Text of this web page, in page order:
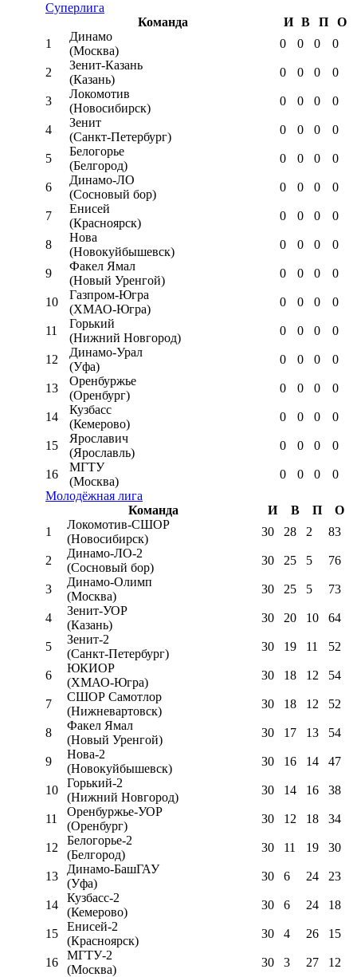
Суперлига
Команда
И В П
О
1
Динамо
(Москва)
0 0 0 0
2
Зенит-Казань
(Казань)
0 0 0 0
3
Локомотив
(Новосибирск)
0 0 0 0
4
Зенит
(Санкт-Петербург)
0 0 0 0
5
Белогорье
(Белгород)
0 0 0 0
6
Динамо-ЛО
(Сосновый бор)
0 0 0 0
7
Енисей
(Красноярск)
0 0 0 0
8
Нова
(Новокуйбышевск)
0 0 0 0
9
Факел Ямал
(Новый Уренгой)
0 0 0 0
10
Газпром-Югра
(ХМАО-Югра)
0 0 0 0
11
Горький
(Нижний Новгород)
0 0 0 0
12
Динамо-Урал
(Уфа)
0 0 0 0
13
Оренбуржье
(Оренбург)
0 0 0 0
14
Кузбасс
(Кемерово)
0 0 0 0
15
Ярославич
(Ярославль)
0 0 0 0
16
МГТУ
(Москва)
0 0 0
0
Молодёжная лига
Команда
И В П
О
1
Локомотив-CШОР
(Новосибирск)
30 28 2 83
2
Динамо-ЛО-2
(Сосновый бор)
30 25 5 76
3
Динамо-Олимп
(Москва)
30 25 5 73
4
Зенит-УОР
(Казань)
30 20 10 64
5
Зенит-2
(Санкт-Петербург)
30 19 11 52
6
ЮКИОР
(ХМАО-Югра)
30 18 12 54
7
СШОР Самотлор
(Нижневартовск)
30 18 12 52
8
Факел Ямал
(Новый Уренгой)
30 17 13 54
9
Нова-2
(Новокуйбышевск)
30 16 14 47
10
Горький-2
(Нижний Новгород)
30 14 16 38
11
Оренбуржье-УОР
(Оренбург)
30 12 18 34
12
Белогорье-2
(Белгород)
30 11 19 30
13
Динамо-БашГАУ
(Уфа)
30 6 24 23
14
Кузбасс-2
(Кемерово)
30 6 24 18
15
Енисей-2
(Красноярск)
30 4 26 15
16
МГТУ-2
(Москва)
30 3 27 12